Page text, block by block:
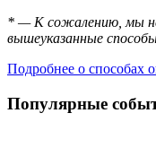
* — К сожалению, мы
вышеуказанные
Подробнее о способах
Популярные